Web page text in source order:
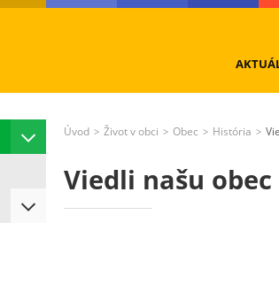
Úvod > Život v obci > Obec > História >
Viedli našu obec